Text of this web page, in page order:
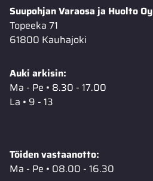
Suupohjan Varaosa ja Huolto Oy
Topeeka 71
61800 Kauhajoki
Auki arkisin:
Ma - Pe • 8.30 - 17.00
La • 9 - 13
Töiden vastaanotto:
Ma - Pe • 08.00 - 16.30